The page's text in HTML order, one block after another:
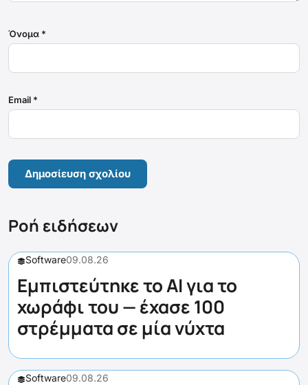
Όνομα *
Email *
Ροή ειδήσεων
Software09.08.26
Εμπιστεύτηκε το AI για το
χωράφι του — έχασε 100
στρέμματα σε μία νύχτα
Software09.08.26